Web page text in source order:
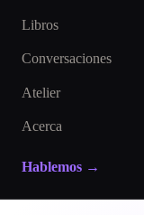
Libros
Conversaciones
Atelier
Acerca
Hablemos →